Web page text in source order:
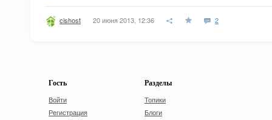
cishost 20 июня 2013, 12:36 2
Гость
Войти
Регистрация
Разделы
Топики
Блоги